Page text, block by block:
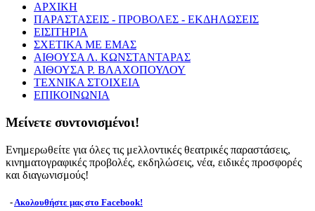
ΑΡΧΙΚΗ
ΠΑΡΑΣΤΑΣΕΙΣ - ΠΡΟΒΟΛΕΣ - ΕΚΔΗΛΩΣΕΙΣ
ΕΙΣΙΤΗΡΙΑ
ΣΧΕΤΙΚΑ ΜΕ ΕΜΑΣ
ΑΙΘΟΥΣΑ Λ. ΚΩΝΣΤΑΝΤΑΡΑΣ
ΑΙΘΟΥΣΑ Ρ. ΒΛΑΧΟΠΟΥΛΟΥ
ΤΕΧΝΙΚΑ ΣΤΟΙΧΕΙΑ
ΕΠΙΚΟΙΝΩΝΙΑ
Μείνετε συντονισμένοι!
Ενημερωθείτε για όλες τις μελλοντικές θεατρικές παραστάσεις,
κινηματογραφικές προβολές, εκδηλώσεις, νέα, ειδικές προσφορές
και διαγωνισμούς!
- Ακολουθήστε μας στο Facebook!